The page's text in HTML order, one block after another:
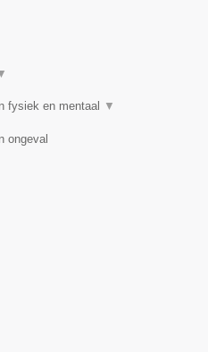
fysiek en mentaal ▼
ongeval